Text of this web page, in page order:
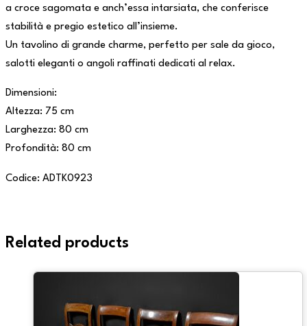
a croce sagomata e anch’essa intarsiata, che conferisce
stabilità e pregio estetico all’insieme.
Un tavolino di grande charme, perfetto per sale da gioco,
salotti eleganti o angoli raffinati dedicati al relax.
Dimensioni:
Altezza: 75 cm
Larghezza: 80 cm
Profondità: 80 cm
Codice: ADTK0923
Related products